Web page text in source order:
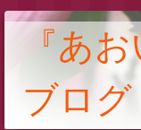
『あ
ブログ